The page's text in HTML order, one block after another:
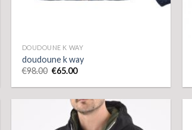
DOUDOUNE K WAY
doudoune k way
€98.00 €65.00